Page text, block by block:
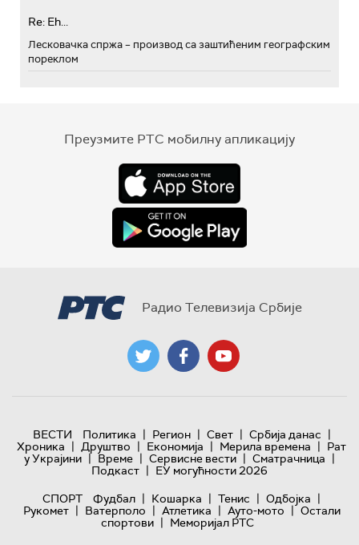
Re: Eh...
Лесковачка спржа – производ са заштићеним географским
пореклом
Преузмите РТС мобилну апликацију
Радио Телевизија Србије
ВЕСТИ Политика | Регион | Свет | Србија данас |
Хроника | Друштво | Економија | Мерила времена | Рат
у Украјини | Време | Сервисне вести | Сматрачница |
Подкаст | ЕУ могућности 2026
СПОРТ
Фудбал | Кошарка | Тенис | Одбојка |
Рукомет | Ватерполо | Атлетика | Ауто-мото | Остали
спортови | Меморијал РТС